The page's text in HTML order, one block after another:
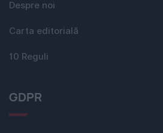
Despre noi
Carta editorială
10 Reguli
GDPR